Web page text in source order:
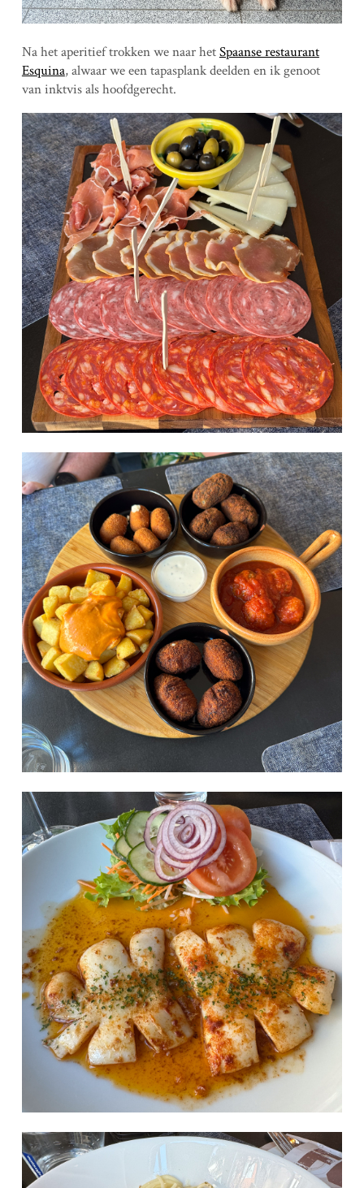
Na het aperitief trokken we naar hetSpaanse restaurant
Esquina, alwaar we een tapasplank deelden en ik genoot
van inktvis als hoofdgerecht.